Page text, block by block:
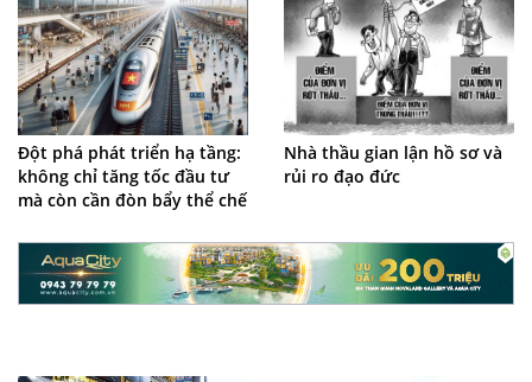
Đột phá phát triển hạ tầng:
không chỉ tăng tốc đầu tư
mà còn cần đòn bẩy thể chế
Nhà thầu gian lận hồ sơ và
rủi ro đạo đức